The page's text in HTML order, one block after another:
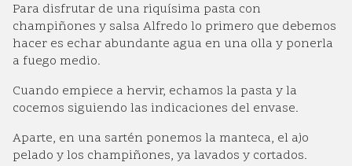
Para disfrutar de una riquísima pasta con
champiñones y salsa Alfredo lo primero que debemos
hacer es echar abundante agua en una olla y ponerla
a fuego medio.
Cuando empiece a hervir, echamos la pasta y la
cocemos siguiendo las indicaciones del envase.
Aparte, en una sartén ponemos la manteca, el ajo
pelado y los champiñones, ya lavados y cortados.